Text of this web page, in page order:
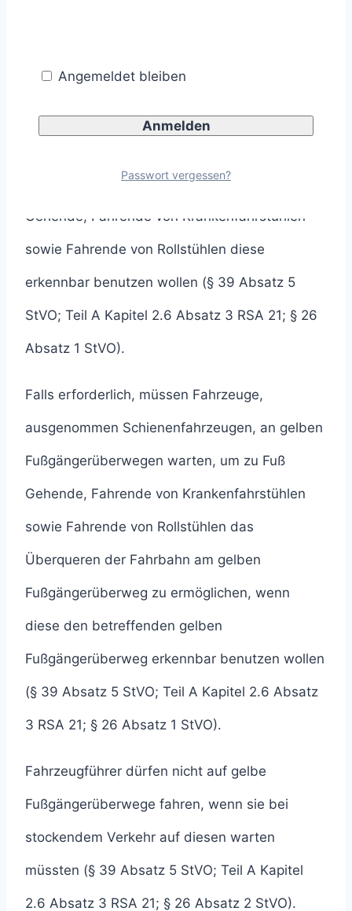
Fahrzeuge, ausgenommen
Schienenfahrzeugen, dürfen an gelbe
Geschwindigkeit heranfahren, wenn zu Fuß
Gehende, Fahrende von Krankenfahrstühlen
sowie Fahrende von Rollstühlen diese
erkennbar benutzen wollen (§ 39 Absatz 5
StVO; Teil A Kapitel 2.6 Absatz 3 RSA 21; § 26
Absatz 1 StVO).
Falls erforderlich, müssen Fahrzeuge,
ausgenommen Schienenfahrzeugen, an gelben
Fußgängerüberwegen warten, um zu Fuß
Gehende, Fahrende von Krankenfahrstühlen
sowie Fahrende von Rollstühlen das
Überqueren der Fahrbahn am gelben
Fußgängerüberweg zu ermöglichen, wenn
diese den betreffenden gelben
Fußgängerüberweg erkennbar benutzen wollen
(§ 39 Absatz 5 StVO; Teil A Kapitel 2.6 Absatz
3 RSA 21; § 26 Absatz 1 StVO).
Fahrzeugführer dürfen nicht auf gelbe
Fußgängerüberwege fahren, wenn sie bei
stockendem Verkehr auf diesen warten
müssten (§ 39 Absatz 5 StVO; Teil A Kapitel
2.6 Absatz 3 RSA 21; § 26 Absatz 2 StVO).
Angemeldet bleiben
Passwort vergessen?